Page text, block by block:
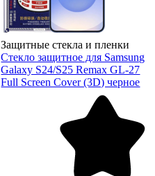
Защитные стекла и пленки
Стекло защитное для Samsung
Galaxy S24/S25 Remax GL-27
Full Screen Cover (3D) черное